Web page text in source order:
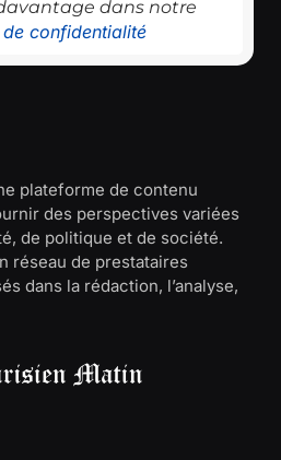
dans notre
confidentialité
plateforme de contenu
des perspectives variées
de politique et de société.
réseau de prestataires
dans la rédaction, l’analyse,